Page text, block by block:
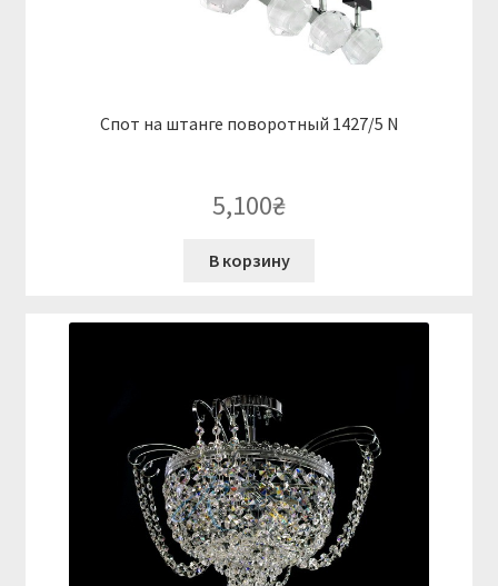
Спот на штанге поворотный 1427/5 N
5,100₴
В корзину